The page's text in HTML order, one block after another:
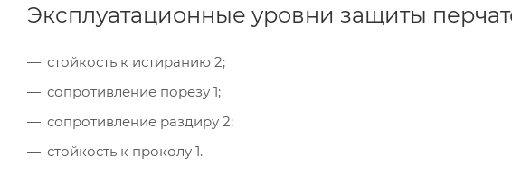
Эксплуатационные уровни защиты
стойкость к истиранию 2;
сопротивление порезу 1;
сопротивление раздиру 2;
стойкость к проколу 1.